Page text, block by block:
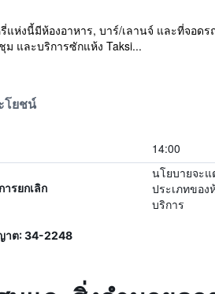
แห่งนี้มีห้องอาหาร, บาร์/เลานจ์ และที่จอด
ม และบริการซักแห้ง Taksi...
โยชน์
14:00
ารยกเลิก
นโยบายจะ
ประเภทของ
บริการ
าต: 34-2248